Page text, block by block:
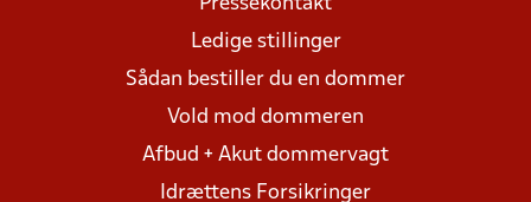
Pressekontakt
Ledige stillinger
Sådan bestiller du en dommer
Vold mod dommeren
Afbud + Akut dommervagt
Idrættens Forsikringer